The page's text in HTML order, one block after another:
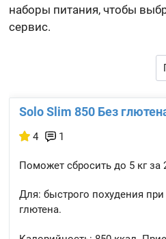
наборы питания, чтобы
сервис.
Solo Slim 850 Без
4 1
Поможет сбросить до 5 кг за
Для: быстрого похудения
глютена.